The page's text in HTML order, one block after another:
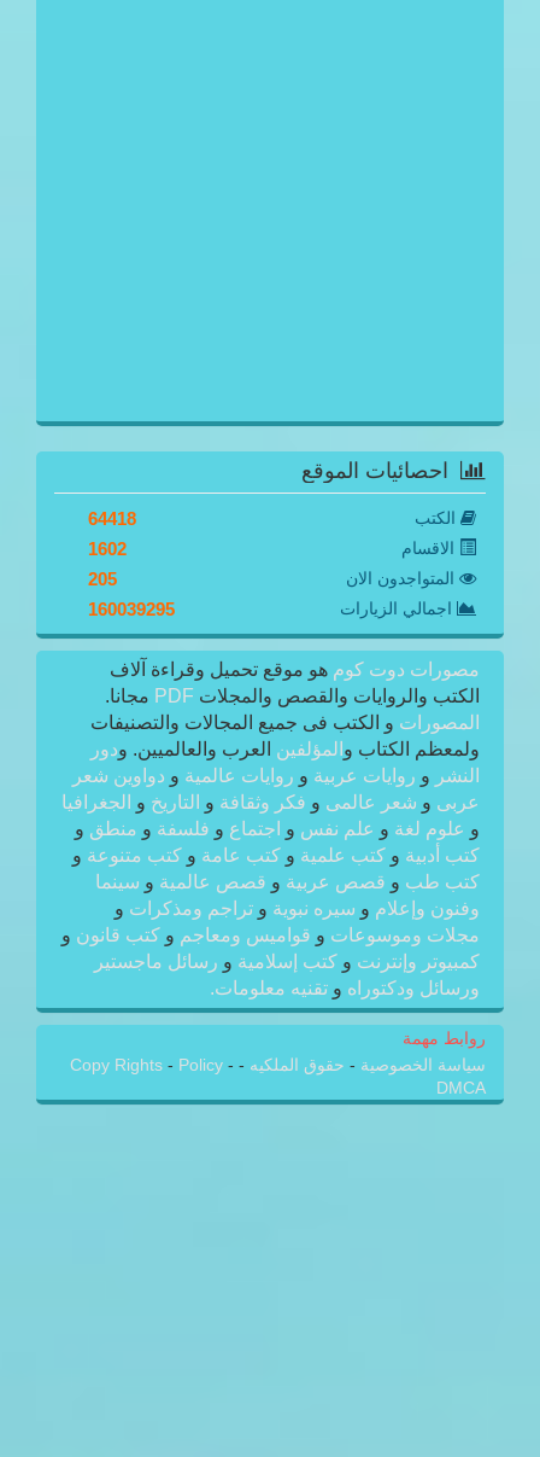
احصائيات الموقع
الكتب 64418
الاقسام 1602
المتواجدون الان 205
اجمالي الزيارات 160039295
مصورات دوت كوم هو موقع تحميل وقراءة آلاف
الكتب والروايات والقصص والمجلات PDF مجانا.
المصورات و الكتب فى جميع المجالات والتصنيفات
ولمعظم الكتاب و المؤلفين العرب والعالميين. ودور
النشر و روايات عربية و روايات عالمية و دواوين شعر
عربى و شعر عالمى و فكر وثقافة و التاريخ و الجغرافيا
و علوم لغة و علم نفس و اجتماع و فلسفة و منطق و
كتب أدبية و كتب علمية و كتب عامة و كتب متنوعة و
كتب طب و قصص عربية و قصص عالمية و سينما
وفنون وإعلام و سيره نبوية و تراجم ومذكرات و
مجلات وموسوعات و قواميس ومعاجم و كتب قانون و
كمبيوتر وإنترنت و كتب إسلامية و رسائل ماجستير
ورسائل ودكتوراه و تقنيه معلومات.
روابط مهمة
سياسة الخصوصية - حقوق الملكيه -
Copy Rights - Policy -
DMCA